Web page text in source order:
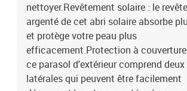
nettoyer.Revêtement solaire : le
argenté de cet abri solaire absorbe
et protège votre peau plus
efficacement.Protection à
ce parasol d'extérieur comprend
latérales qui peuvent être facilement